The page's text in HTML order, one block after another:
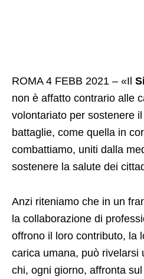
ROMA 4 FEBB 2021 – «Il
non è affatto contrario alle
volontariato per sostenere
battaglie, come quella in
combattiamo, uniti dalla
sostenere la salute dei
Anzi riteniamo che in un
la collaborazione di
offrono il loro contributo, la
carica umana, può rivelarsi
chi, ogni giorno, affronta